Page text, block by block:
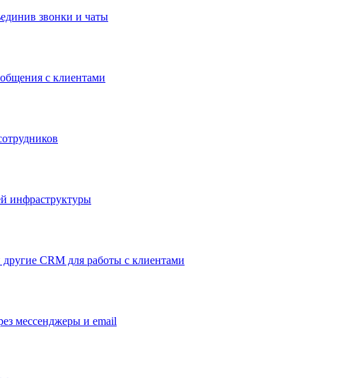
звонки и чаты
с клиентами
инфраструктуры
CRM для работы с клиентами
мессенджеры и email